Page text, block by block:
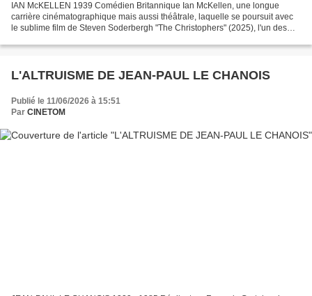
IAN McKELLEN 1939 Comédien Britannique Ian McKellen, une longue
carrière cinématographique mais aussi théâtrale, laquelle se poursuit avec
le sublime film de Steven Soderbergh "The Christophers" (2025), l'un des
L'ALTRUISME DE JEAN-PAUL LE CHANOIS
Publié le 11/06/2026 à 15:51
Par CINETOM